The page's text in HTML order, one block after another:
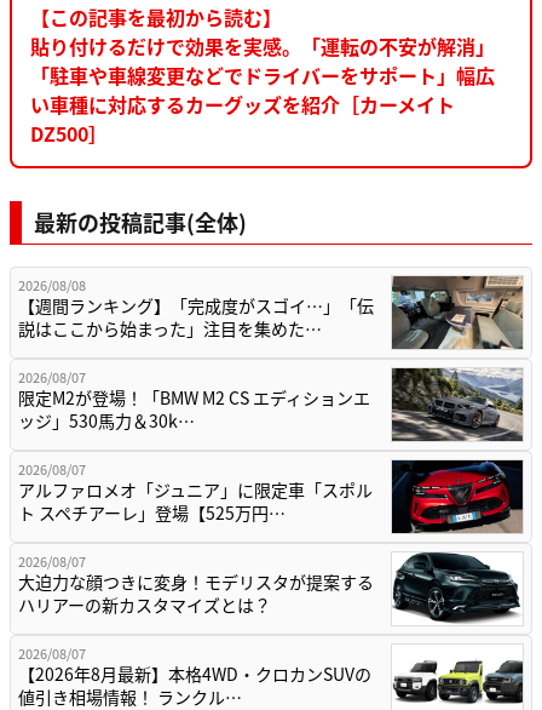
【この記事を最初から読む】
貼り付けるだけで効果を実感。「運転の不安が解消」
「駐車や車線変更などでドライバーをサポート」幅広
い車種に対応するカーグッズを紹介［カーメイト
DZ500］
最新の投稿記事(全体)
2026/08/08
【週間ランキング】「完成度がスゴイ…」「伝
説はここから始まった」注目を集めた…
2026/08/07
限定M2が登場！「BMW M2 CS エディションエ
ッジ」530馬力＆30k…
2026/08/07
アルファロメオ「ジュニア」に限定車「スポル
ト スペチアーレ」登場【525万円…
2026/08/07
大迫力な顔つきに変身！モデリスタが提案する
ハリアーの新カスタマイズとは？
2026/08/07
【2026年8月最新】本格4WD・クロカンSUVの
値引き相場情報！ ランクル…